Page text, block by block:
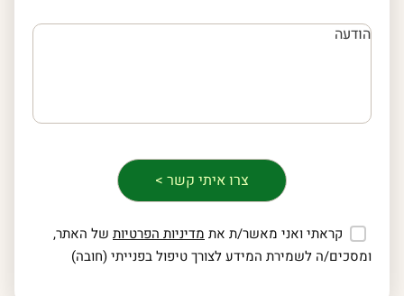
קראתי ואני מאשר/ת את מדיניות הפרטיותשל האתר,
ומסכים/ה לשמירת המידע לצורך טיפול בפנייתי (חובה)